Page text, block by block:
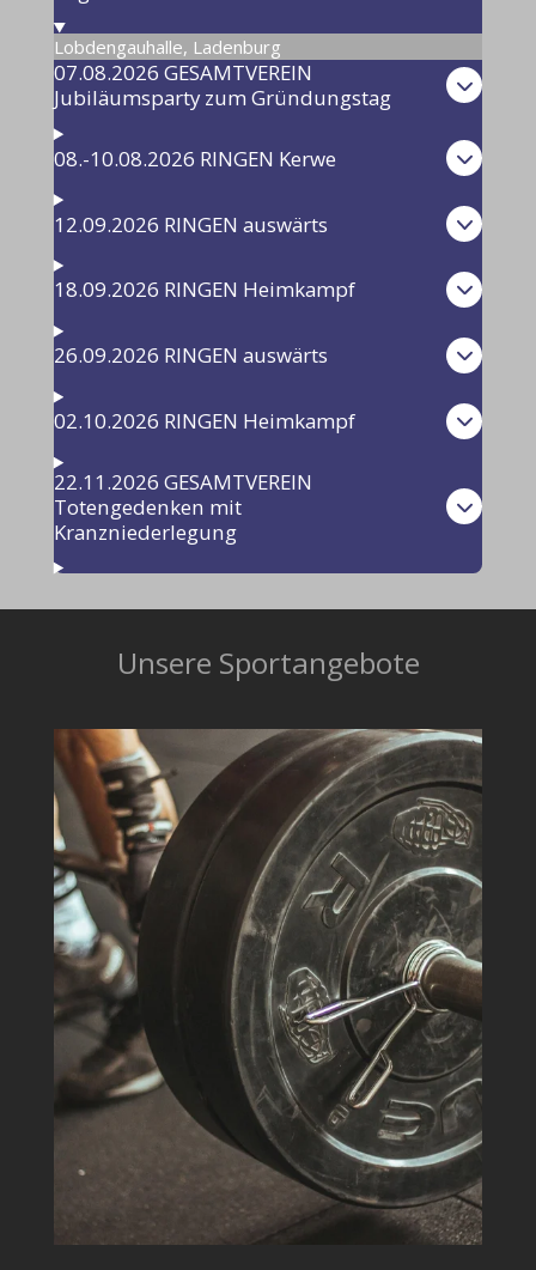
Lobdengauhalle, Ladenburg
07.08.2026 GESAMTVEREIN
Jubiläumsparty zum Gründungstag
08.-10.08.2026 RINGEN Kerwe
12.09.2026 RINGEN auswärts
18.09.2026 RINGEN Heimkampf
26.09.2026 RINGEN auswärts
02.10.2026 RINGEN Heimkampf
22.11.2026 GESAMTVEREIN
Totengedenken mit
Kranzniederlegung
Unsere Sportangebote